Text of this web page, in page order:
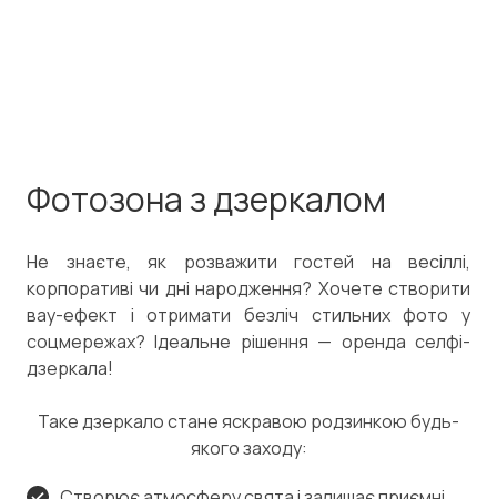
Фотозона з дзеркалом
Не знаєте, як розважити гостей на весіллі,
корпоративі чи дні народження? Хочете створити
вау-ефект і отримати безліч стильних фото у
соцмережах? Ідеальне рішення — оренда селфі-
дзеркала!
Таке дзеркало стане яскравою родзинкою будь-
якого заходу: